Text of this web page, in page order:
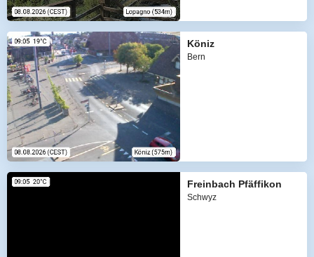
Köniz
Bern
Freinbach Pfäffikon
Schwyz